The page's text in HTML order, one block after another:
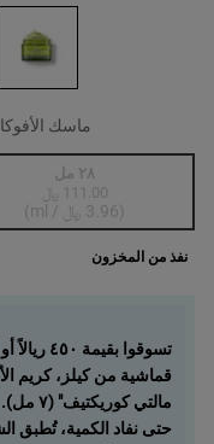
ماسك
Selected
أنواع
٢٨ مل
111.00 ﷼
(3.96 ﷼ / ml)
نفذ من المخزون
تسوقوا
مالتي كوريكتيف" (٧ مل).
حتى نفاد الكمية، تُطبق